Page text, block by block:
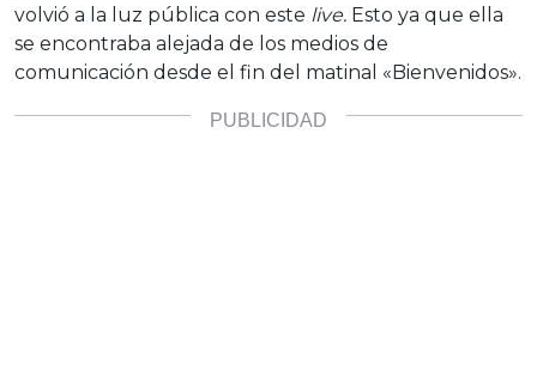
volvió a la luz pública con este live. Esto ya que ella
se encontraba alejada de los medios de
comunicación desde el fin del matinal «Bienvenidos».